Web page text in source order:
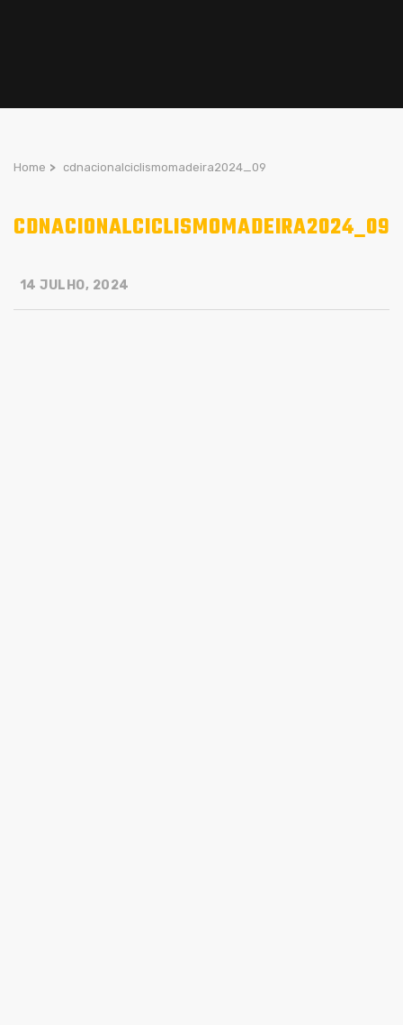
Home > cdnacionalciclismomadeira2024_09
CDNACIONALCICLISMOMADEIRA2024_09
14 JULHO, 2024